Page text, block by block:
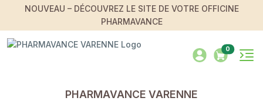
NOUVEAU – DÉCOUVREZ LE SITE DE VOTRE OFFICINE
PHARMAVANCE
0
PHARMAVANCE VARENNE